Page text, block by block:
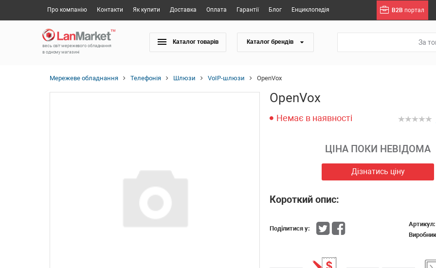
Про компанію Контакти Як купити Доставка Оплата Гарантії Блог Енциклопедія B2B портал
весь світ мережевого обладнання
в одному магазині
Каталог товарів Каталог брендів За
Мережеве обладнання Телефонія Шлюзи VoIP-шлюзи OpenVox
OpenVox
Немає в наявності
ЦІНА ПОКИ НЕВІДОМА
Дізнатись ціну
Короткий опис:
Артикул:
Поділитися у: